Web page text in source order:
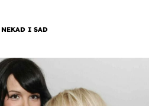
NEKAD I SAD
OBAVIJESTI